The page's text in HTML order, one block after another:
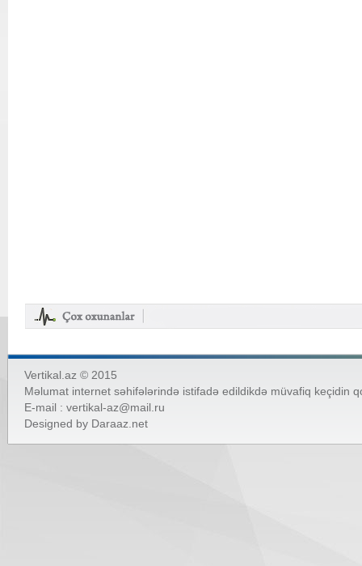
Vertikal.az © 2015
Məlumat internet səhifələrində istifadə edildikdə müvafiq keçidin
E-mail : vertikal-az@mail.ru
Designed by Daraaz.net